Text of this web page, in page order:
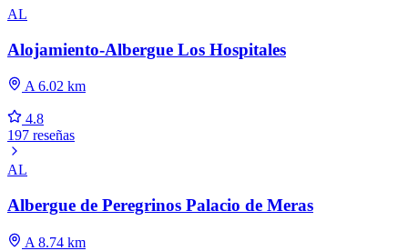
AL
Alojamiento-Albergue Los Hospitales
A 6.02 km
4.8
197 reseñas
AL
Albergue de Peregrinos Palacio de Meras
A 8.74 km